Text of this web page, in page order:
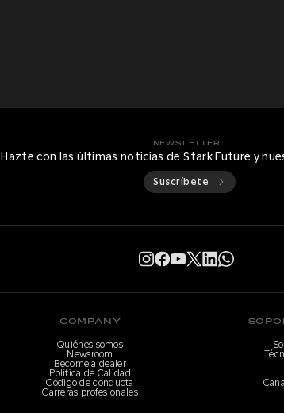
NEWSLETTER
Hazte con las últimas noticias de Stark Future y
Suscríbete
COMPANY
Quiénes somos
Newsroom
Become a dealer
Política de Calidad
Código de conducta
Carreras profesionales